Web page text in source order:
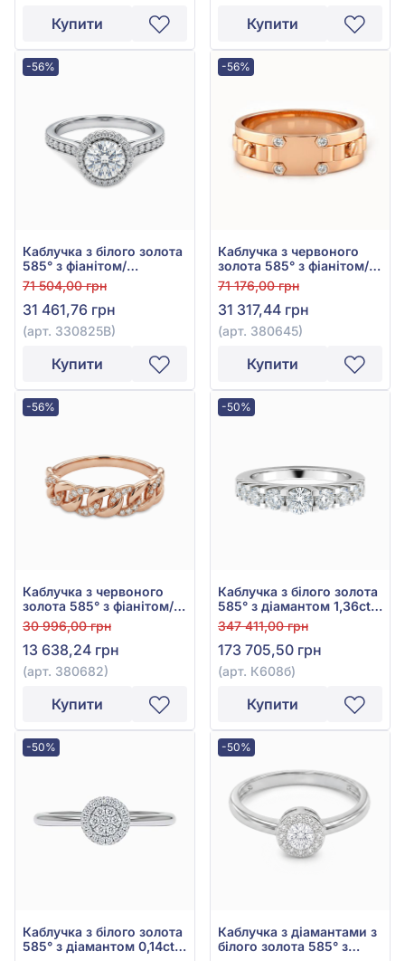
Купити Купити
-56%
Каблучка з білого золота
585° з фіанітом/
куб.цирконієм, арт.
330825В
71 504,00 грн
31 461,76 грн
(арт. 330825В)
Купити
-56%
Каблучка з червоного
золота 585° з фіанітом/
куб.цирконієм, арт.
380645
71 176,00 грн
31 317,44 грн
(арт. 380645)
Купити
-56%
Каблучка з червоного
золота 585° з фіанітом/
куб.цирконієм, арт.
380682
30 996,00 грн
13 638,24 грн
(арт. 380682)
Купити
-50%
Каблучка з білого золота
585° з діамантом 1,36ct,
арт. К608б
347 411,00 грн
173 705,50 грн
(арт. К608б)
Купити
-50%
Каблучка з білого золота
585° з діамантом 0,14ct,
-50%
Каблучка з діамантами з
білого золота 585° з